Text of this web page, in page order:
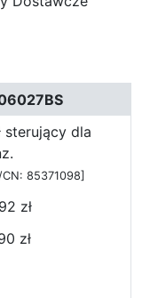
sterujący dla
CN: 85371098]
zł
zł